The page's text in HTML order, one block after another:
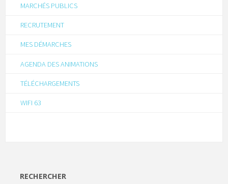
MARCHÉS PUBLICS
RECRUTEMENT
MES DÉMARCHES
AGENDA DES ANIMATIONS
TÉLÉCHARGEMENTS
WIFI 63
RECHERCHER